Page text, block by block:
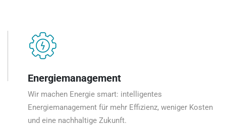
Energiemanagement
Wir machen Energie smart: intelligentes
Energiemanagement für mehr Effizienz, weniger Kosten
und eine nachhaltige Zukunft.